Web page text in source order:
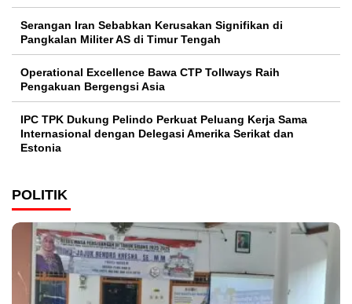
Serangan Iran Sebabkan Kerusakan Signifikan di
Pangkalan Militer AS di Timur Tengah
Operational Excellence Bawa CTP Tollways Raih
Pengakuan Bergengsi Asia
IPC TPK Dukung Pelindo Perkuat Peluang Kerja Sama
Internasional dengan Delegasi Amerika Serikat dan
Estonia
POLITIK